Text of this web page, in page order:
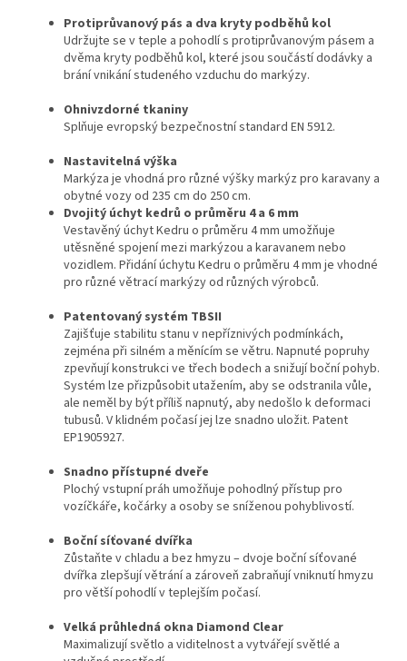
Protiprůvanový pás a dva kryty podběhů kol
Udržujte se v teple a pohodlí s protiprůvanovým pásem a
dvěma kryty podběhů kol, které jsou součástí dodávky a
brání vnikání studeného vzduchu do markýzy.
Ohnivzdorné tkaniny
Splňuje evropský bezpečnostní standard EN 5912.
Nastavitelná výška
Markýza je vhodná pro různé výšky markýz pro karavany a
obytné vozy od 235 cm do 250 cm.
Dvojitý úchyt kedrů o průměru 4 a 6 mm
Vestavěný úchyt Kedru o průměru 4 mm umožňuje
utěsněné spojení mezi markýzou a karavanem nebo
vozidlem. Přidání úchytu Kedru o průměru 4 mm je vhodné
pro různé větrací markýzy od různých výrobců.
Patentovaný systém TBSII
Zajišťuje stabilitu stanu v nepříznivých podmínkách,
zejména při silném a měnícím se větru. Napnuté popruhy
zpevňují konstrukci ve třech bodech a snižují boční pohyb.
Systém lze přizpůsobit utažením, aby se odstranila vůle,
ale neměl by být příliš napnutý, aby nedošlo k deformaci
tubusů. V klidném počasí jej lze snadno uložit. Patent
EP1905927.
Snadno přístupné dveře
Plochý vstupní práh umožňuje pohodlný přístup pro
vozíčkáře, kočárky a osoby se sníženou pohyblivostí.
Boční síťované dvířka
Zůstaňte v chladu a bez hmyzu – dvoje boční síťované
dvířka zlepšují větrání a zároveň zabraňují vniknutí hmyzu
pro větší pohodlí v teplejším počasí.
Velká průhledná okna Diamond Clear
Maximalizují světlo a viditelnost a vytvářejí světlé a